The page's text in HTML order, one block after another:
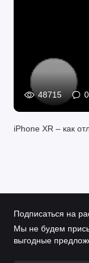
48715 0
iPhone XR – как
Подписаться на
Мы не будем
выгодные